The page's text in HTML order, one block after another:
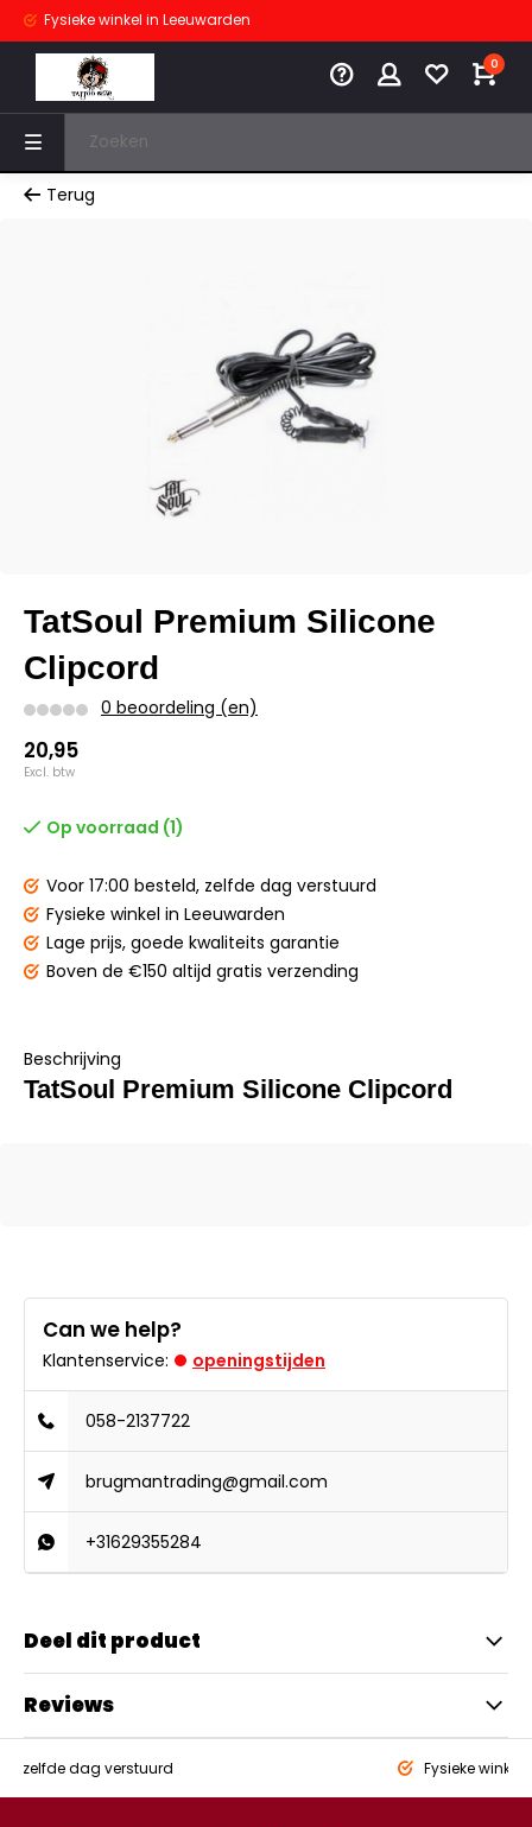
Fysieke winkel in Leeuwarden
0
Terug
TatSoul Premium Silicone
Clipcord
0 beoordeling (en)
20,95
Excl. btw
Op voorraad (1)
Voor 17:00 besteld, zelfde dag verstuurd
Fysieke winkel in Leeuwarden
Lage prijs, goede kwaliteits garantie
Boven de €150 altijd gratis verzending
Beschrijving
TatSoul Premium Silicone Clipcord
Can we help?
Klantenservice: openingstijden
058-2137722
brugmantrading@gmail.com
+31629355284
Deel dit product
Reviews
zelfde dag verstuurd Fysieke winkel